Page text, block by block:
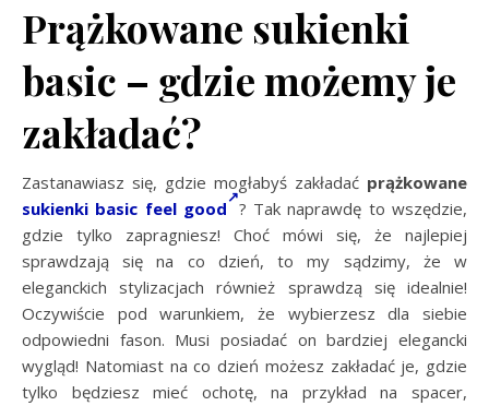
Prążkowane sukienki
basic – gdzie możemy je
zakładać?
Zastanawiasz się, gdzie mogłabyś zakładać prążkowane
sukienki basic feel good ? Tak naprawdę to wszędzie,
gdzie tylko zapragniesz! Choć mówi się, że najlepiej
sprawdzają się na co dzień, to my sądzimy, że w
eleganckich stylizacjach również sprawdzą się idealnie!
Oczywiście pod warunkiem, że wybierzesz dla siebie
odpowiedni fason. Musi posiadać on bardziej elegancki
wygląd! Natomiast na co dzień możesz zakładać je, gdzie
tylko będziesz mieć ochotę, na przykład na spacer,